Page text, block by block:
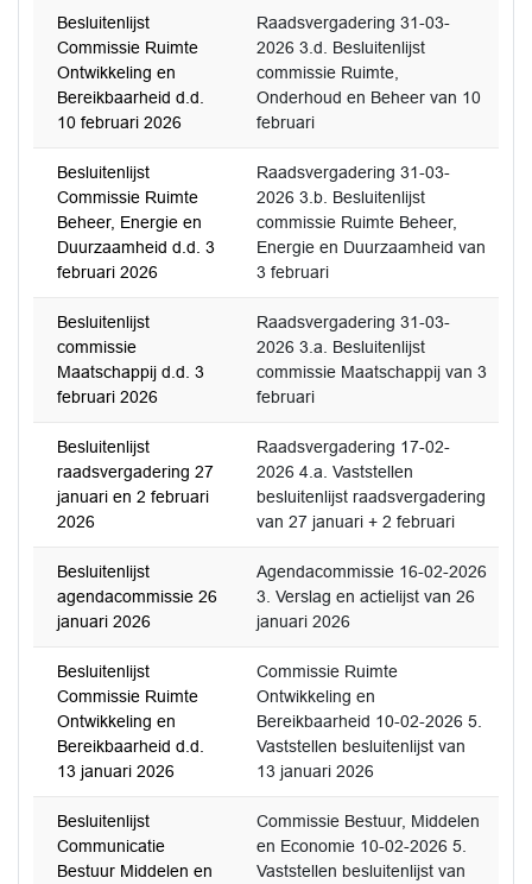
Besluitenlijst
Commissie Ruimte
Ontwikkeling en
Bereikbaarheid d.d.
10 februari 2026
Raadsvergadering 31-03-
2026 3.d. Besluitenlijst
commissie Ruimte,
Onderhoud en Beheer van 10
februari
Besluitenlijst
Commissie Ruimte
Beheer, Energie en
Duurzaamheid d.d. 3
februari 2026
Raadsvergadering 31-03-
2026 3.b. Besluitenlijst
commissie Ruimte Beheer,
Energie en Duurzaamheid van
3 februari
Besluitenlijst
commissie
Maatschappij d.d. 3
februari 2026
Raadsvergadering 31-03-
2026 3.a. Besluitenlijst
commissie Maatschappij van 3
februari
Besluitenlijst
raadsvergadering 27
januari en 2 februari
2026
Raadsvergadering 17-02-
2026 4.a. Vaststellen
besluitenlijst raadsvergadering
van 27 januari + 2 februari
Besluitenlijst
agendacommissie 26
januari 2026
Agendacommissie 16-02-2026
3. Verslag en actielijst van 26
januari 2026
Besluitenlijst
Commissie Ruimte
Ontwikkeling en
Bereikbaarheid d.d.
13 januari 2026
Commissie Ruimte
Ontwikkeling en
Bereikbaarheid 10-02-2026 5.
Vaststellen besluitenlijst van
13 januari 2026
Besluitenlijst
Communicatie
Bestuur Middelen en
Commissie Bestuur, Middelen
en Economie 10-02-2026 5.
Vaststellen besluitenlijst van